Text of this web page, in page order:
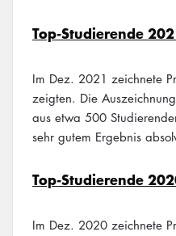
Top-Studierende
Im Dez. 2021 zeichnete
zeigten. Die
aus etwa 500
sehr gutem Ergebnis
Top-Studierende
Im Dez. 2020 zeichnete